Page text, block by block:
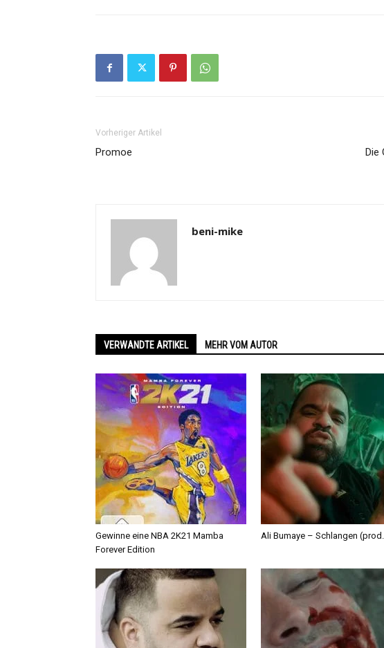
Vorheriger Artikel
Promoe
Die
beni-mike
VERWANDTE ARTIKEL MEHR VOM AUTOR
Gewinne eine NBA 2K21 Mamba
Forever Edition
Ali Bumaye – Schlangen (prod.